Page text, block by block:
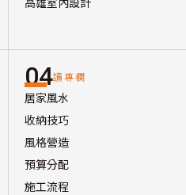
04讀專欄
居家風水
收納技巧
風格營造
預算分配
施工流程